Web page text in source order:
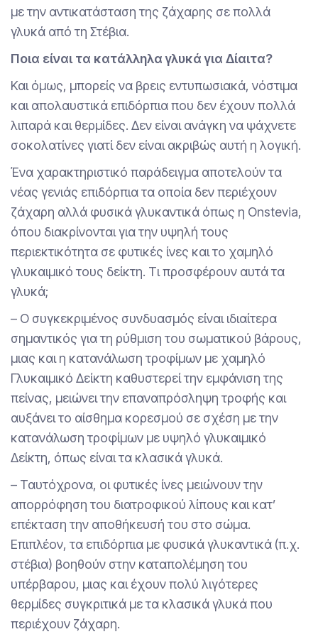
με την αντικατάσταση της ζάχαρης σε πολλά
γλυκά από τη Στέβια.
Ποια είναι τα κατάλληλα γλυκά για Δίαιτα?
Και όμως, μπορείς να βρεις εντυπωσιακά, νόστιμα
και απολαυστικά επιδόρπια που δεν έχουν πολλά
λιπαρά και θερμίδες. Δεν είναι ανάγκη να ψάχνετε
σοκολατίνες γιατί δεν είναι ακριβώς αυτή η λογική.
Ένα χαρακτηριστικό παράδειγμα αποτελούν τα
νέας γενιάς επιδόρπια τα οποία δεν περιέχουν
ζάχαρη αλλά φυσικά γλυκαντικά όπως η Onstevia,
όπου διακρίνονται για την υψηλή τους
περιεκτικότητα σε φυτικές ίνες και το χαμηλό
γλυκαιμικό τους δείκτη. Τι προσφέρουν αυτά τα
γλυκά;
– Ο συγκεκριμένος συνδυασμός είναι ιδιαίτερα
σημαντικός για τη ρύθμιση του σωματικού βάρους,
μιας και η κατανάλωση τροφίμων με χαμηλό
Γλυκαιμικό Δείκτη καθυστερεί την εμφάνιση της
πείνας, μειώνει την επαναπρόσληψη τροφής και
αυξάνει το αίσθημα κορεσμού σε σχέση με την
κατανάλωση τροφίμων με υψηλό γλυκαιμικό
Δείκτη, όπως είναι τα κλασικά γλυκά.
– Ταυτόχρονα, οι φυτικές ίνες μειώνουν την
απορρόφηση του διατροφικού λίπους και κατ’
επέκταση την αποθήκευσή του στο σώμα.
Επιπλέον, τα επιδόρπια με φυσικά γλυκαντικά (π.χ.
στέβια) βοηθούν στην καταπολέμηση του
υπέρβαρου, μιας και έχουν πολύ λιγότερες
θερμίδες συγκριτικά με τα κλασικά γλυκά που
περιέχουν ζάχαρη.